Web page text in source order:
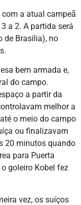
a atual campeã
a 2. A partida será
de Brasília), no
bem armada e,
do campo.
a partir da
melhor a
o meio do campo
ou finalizavam
20 minutos quando
para Puerta
goleiro Kobel fez
vez, os suíços